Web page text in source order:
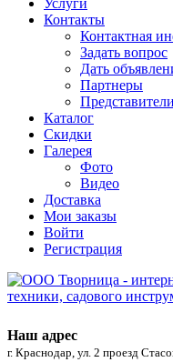
Услуги
Контакты
Контактная
Задать вопрос
Дать
Партнеры
Каталог
Скидки
Галерея
Фото
Видео
Доставка
Мои заказы
Войти
Регистрация
Наш адрес
г. Краснодар, ул. 2 проезд